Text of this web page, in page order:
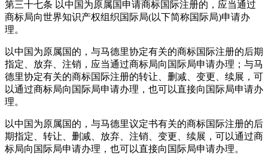
第三十七条 以中国为原属国申请商标国际注册的，应当通过
商标局向世界知识产权组织国际局(以下简称国际局)申请办
理。
以中国为原属国的，与马德里协定有关的商标国际注册的后期
指定、放弃、注销，应当通过商标局向国际局申请办理；与马
德里协定有关的商标国际注册的转让、删减、变更、续展，可
以通过商标局向国际局申请办理，也可以直接向国际局申请办
理。
以中国为原属国的，与马德里议定书有关的商标国际注册的后
期指定、转让、删减、放弃、注销、变更、续展，可以通过商
标局向国际局申请办理，也可以直接向国际局申请办理。